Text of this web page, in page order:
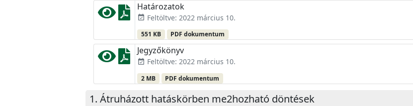
Határozatok
event_available Feltöltve: 2022 március 10.
551 KB PDF dokumentum
Jegyzőkönyv
event_available Feltöltve: 2022 március 10.
2 MB PDF dokumentum
Átruházott hatáskörben me2hozható döntések